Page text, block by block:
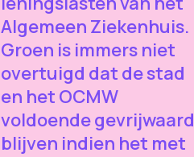
Algemeen Ziekenhuis.
Groen is immers niet
overtuigd dat de stad
en het OCMW
voldoende gevrijwaard
blijven indien het met